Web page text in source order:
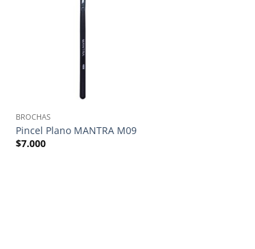
BROCHAS
Pincel Plano MANTRA M09
$7.000